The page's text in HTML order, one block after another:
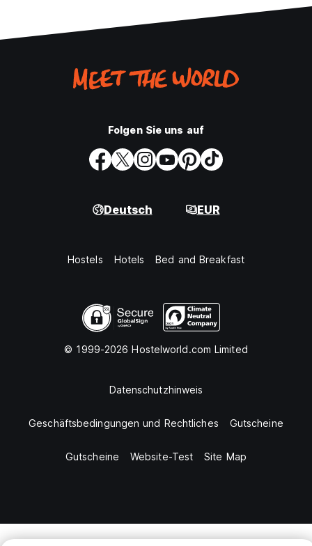
Folgen Sie uns auf
Deutsch EUR
Hostels Hotels Bed and Breakfast
© 1999-2026 Hostelworld.com Limited
Datenschutzhinweis
Geschäftsbedingungen und Rechtliches Gutscheine
Gutscheine Website-Test Site Map